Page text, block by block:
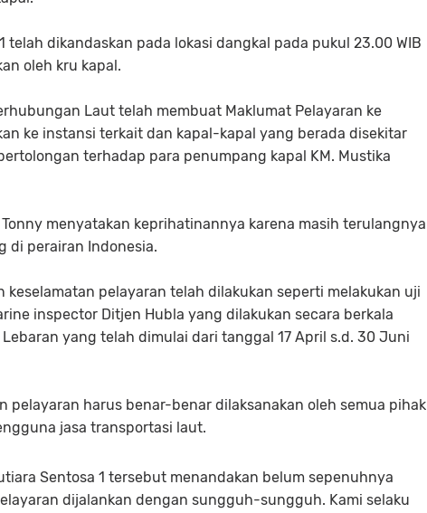
telah dikandaskan pada lokasi dangkal pada pukul 23.00 WIB
oleh kru kapal.
Laut telah membuat Maklumat Pelayaran ke
ke instansi terkait dan kapal-kapal yang berada disekitar
terhadap para penumpang kapal KM. Mustika
menyatakan keprihatinannya karena masih terulangnya
di perairan Indonesia.
pelayaran telah dilakukan seperti melakukan uji
inspector Ditjen Hubla yang dilakukan secara berkala
yang telah dimulai dari tanggal 17 April s.d. 30 Juni
pelayaran harus benar-benar dilaksanakan oleh semua pihak
jasa transportasi laut.
Sentosa 1 tersebut menandakan belum sepenuhnya
dijalankan dengan sungguh-sungguh. Kami selaku